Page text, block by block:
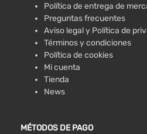
Política de entrega de
Preguntas frecuentes
Aviso legal y Política de
Términos y condiciones
Política de cookies
Mi cuenta
Tienda
News
MÉTODOS DE PAGO